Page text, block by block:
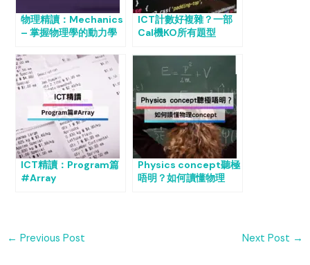
物理精讀：Mechanics
– 掌握物理學的動力學
ICT計數好複雜？一部
Cal機KO所有題型
ICT精讀：Program篇
#Array
Physics concept聽極
唔明？如何讀懂物理
← Previous Post Next Post →